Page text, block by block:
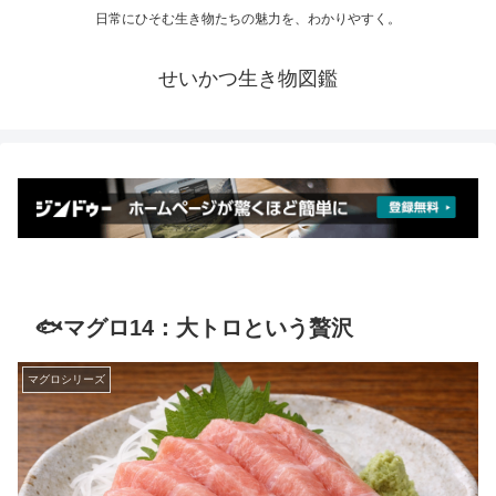
日常にひそむ生き物たちの魅力を、わかりやすく。
せいかつ生き物図鑑
🐟マグロ14：大トロという贅沢
マグロシリーズ